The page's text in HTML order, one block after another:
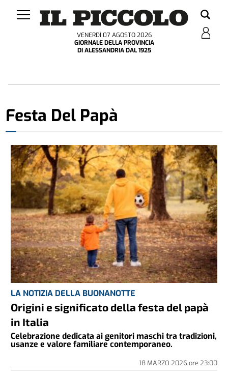
VENERDÌ 07 AGOSTO 2026
GIORNALE DELLA PROVINCIA
DI ALESSANDRIA DAL 1925
Festa Del Papà
LA NOTIZIA DELLA BUONANOTTE
Origini e significato della festa del papà
in Italia
Celebrazione dedicata ai genitori maschi tra tradizioni,
usanze e valore familiare contemporaneo.
18 MARZO 2026ore 23:00